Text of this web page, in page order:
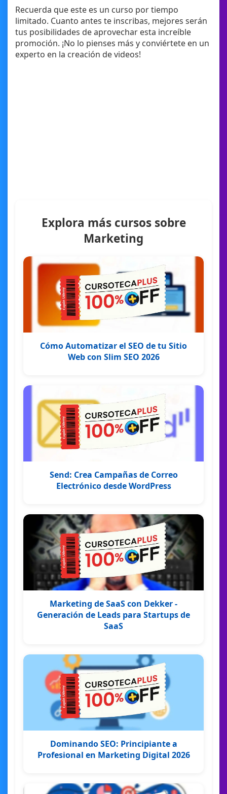
Recuerda que este es un curso por tiempo
limitado. Cuanto antes te inscribas, mejores serán
tus posibilidades de aprovechar esta increíble
promoción. ¡No lo pienses más y conviértete en un
experto en la creación de videos!
Explora más cursos sobre
Marketing
Cómo Automatizar el SEO de tu Sitio
Web con Slim SEO 2026
Send: Crea Campañas de Correo
Electrónico desde WordPress
Marketing de SaaS con Dekker -
Generación de Leads para Startups de
SaaS
Dominando SEO: Principiante a
Profesional en Marketing Digital 2026